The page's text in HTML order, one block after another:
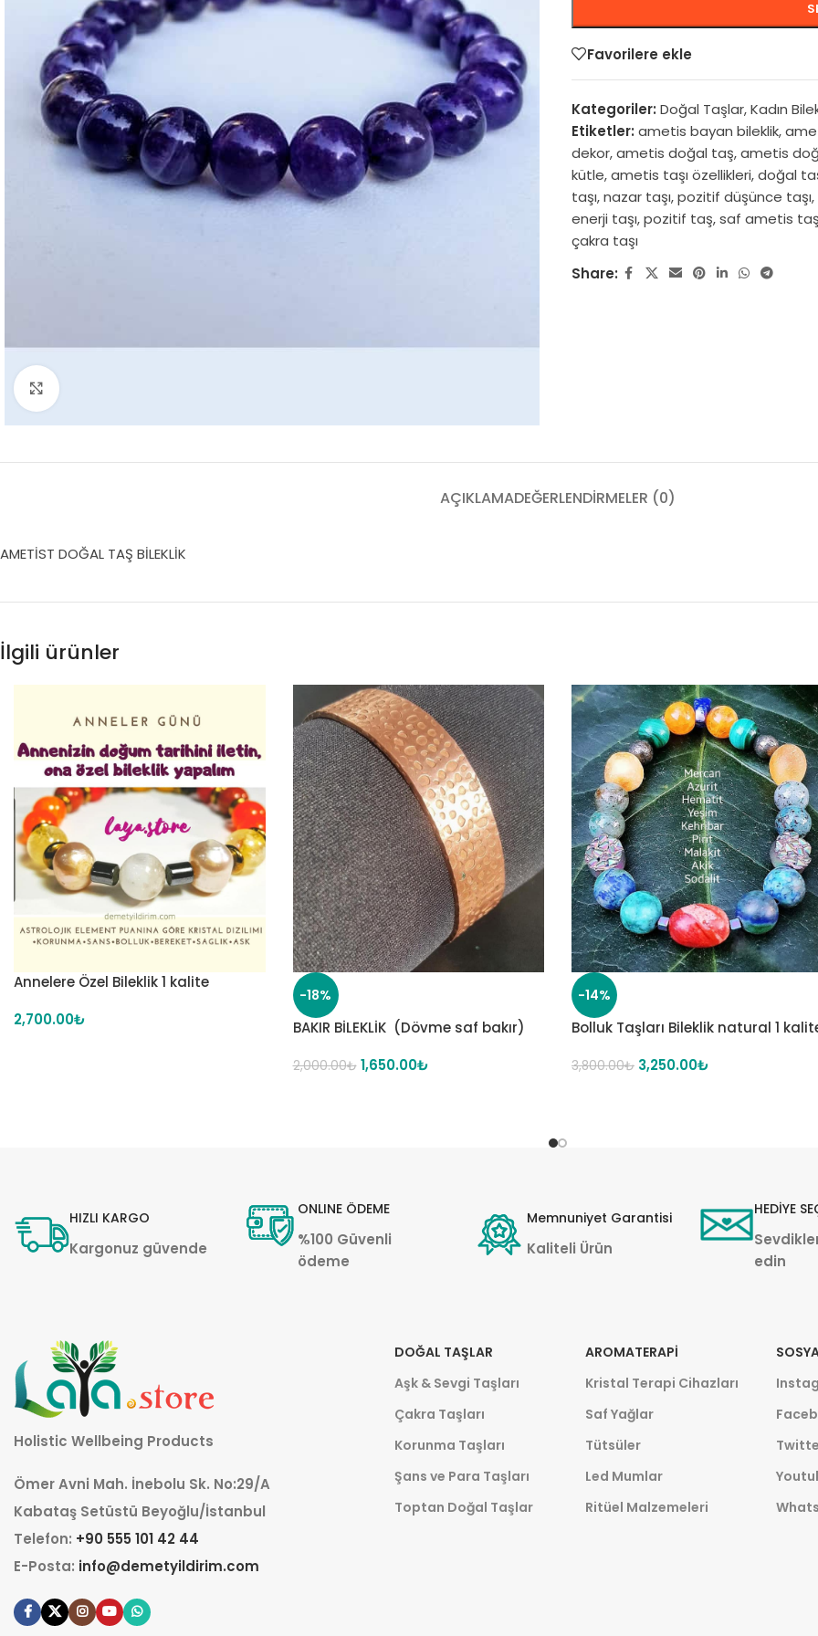
Favorilere ekle
Kategoriler: Doğal Taşlar,Kadın
Etiketler: ametis bayan bileklik,
dekor,ametis doğal taş,ametis
kütle,ametis taşı özellikleri,doğal
taşı,nazar taşı,pozitif düşünce taşı,
enerji taşı,pozitif taş,saf ametis
çakra taşı
Share:
AÇIKLAMADEĞERLENDIRMELER (0)
AMETİST DOĞAL TAŞ BİLEKLİK
İlgili ürünler
Annelere Özel Bileklik 1 kalite
2,700.00₺
-18%
BAKIR BİLEKLİK (Dövme saf bakır)
2,000.00₺ 1,650.00₺
-14%
Bolluk Taşları Bileklik natural 1
3,800.00₺ 3,250.00₺
HIZLI KARGO
Kargonuz güvende
ONLINE ÖDEME
%100 Güvenli
ödeme
Memnuniyet Garantisi
Kaliteli Ürün
HEDİYE
edin
Holistic Wellbeing Products
Ömer Avni Mah. İnebolu Sk. No:29/A
Kabataş Setüstü Beyoğlu/İstanbul
Telefon: +90 555 101 42 44
E-Posta: info@demetyildirim.com
DOĞAL TAŞLAR
Aşk & Sevgi Taşları
Çakra Taşları
Korunma Taşları
Şans ve Para Taşları
Toptan Doğal Taşlar
AROMATERAPI
Kristal Terapi Cihazları
Saf Yağlar
Tütsüler
Led Mumlar
Ritüel Malzemeleri